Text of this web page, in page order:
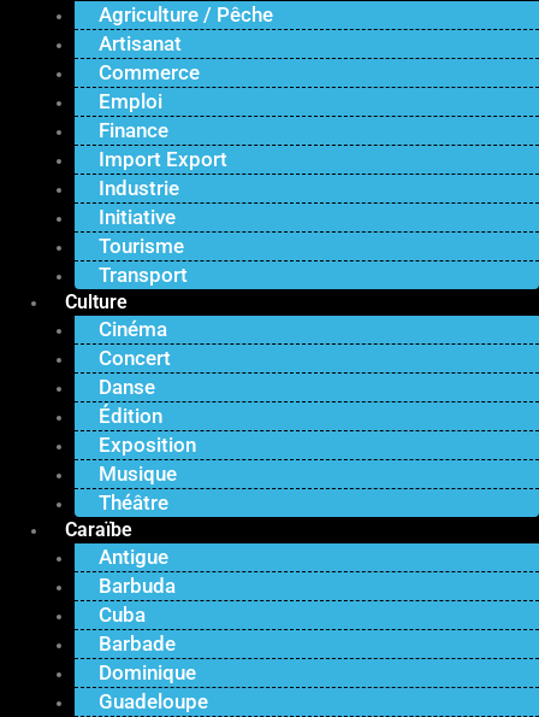
Agriculture / Pêche
Artisanat
Commerce
Emploi
Finance
Import Export
Industrie
Initiative
Tourisme
Transport
Culture
Cinéma
Concert
Danse
Édition
Exposition
Musique
Théâtre
Caraïbe
Antigue
Barbuda
Cuba
Barbade
Dominique
Guadeloupe